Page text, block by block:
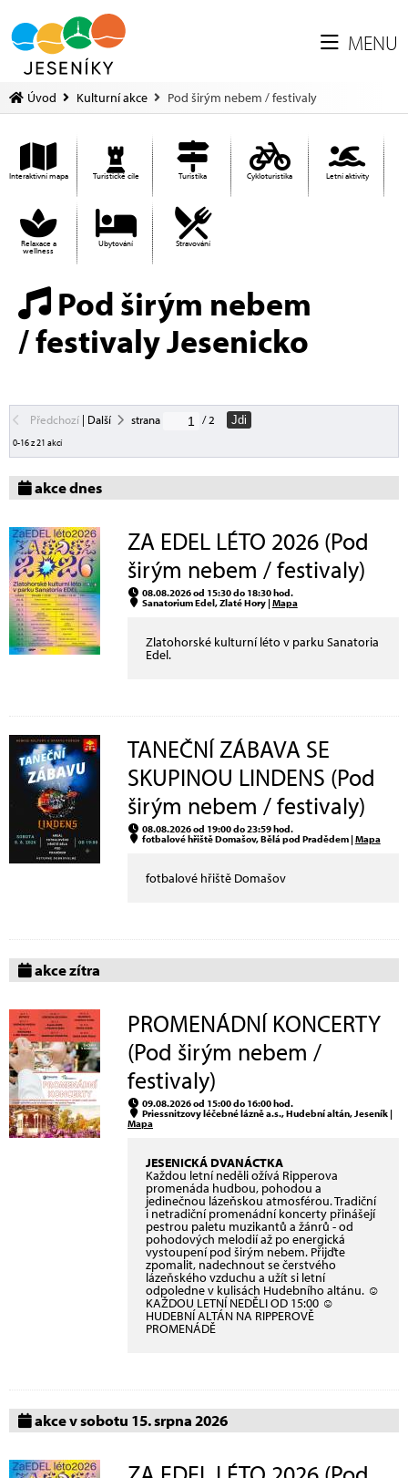
MENU
Úvod Kulturní akce Pod širým nebem / festivaly
Interaktivní mapa Turistické cíle Turistika Cykloturistika Letní aktivity
Relaxace a
wellness
Ubytování Stravování
Pod širým nebem
/ festivaly Jesenicko
Předchozí| Další strana / 2 Jdi
0-16 z 21 akcí
akce dnes
ZA EDEL LÉTO 2026 (Pod
širým nebem / festivaly)
08.08.2026 od 15:30 do 18:30 hod.
Sanatorium Edel, Zlaté Hory |Mapa
Zlatohorské kulturní léto v parku Sanatoria
Edel.
TANEČNÍ ZÁBAVA SE
SKUPINOU LINDENS (Pod
širým nebem / festivaly)
08.08.2026 od 19:00 do 23:59 hod.
fotbalové hřiště Domašov, Bělá pod Pradědem |Mapa
fotbalové hřiště Domašov
akce zítra
PROMENÁDNÍ KONCERTY
(Pod širým nebem /
festivaly)
09.08.2026 od 15:00 do 16:00 hod.
Priessnitzovy léčebné lázně a.s., Hudební altán, Jeseník |
Mapa
JESENICKÁ DVANÁCTKA
Každou letní neděli ožívá Ripperova
promenáda hudbou, pohodou a
jedinečnou lázeňskou atmosférou. Tradiční
i netradiční promenádní koncerty přinášejí
pestrou paletu muzikantů a žánrů - od
pohodových melodií až po energická
vystoupení pod širým nebem. Přijďte
zpomalit, nadechnout se čerstvého
lázeňského vzduchu a užít si letní
odpoledne v kulisách Hudebního altánu. ☺
KAŽDOU LETNÍ NEDĚLI OD 15:00 ☺
HUDEBNÍ ALTÁN NA RIPPEROVĚ
PROMENÁDĚ
akce v sobotu 15. srpna 2026